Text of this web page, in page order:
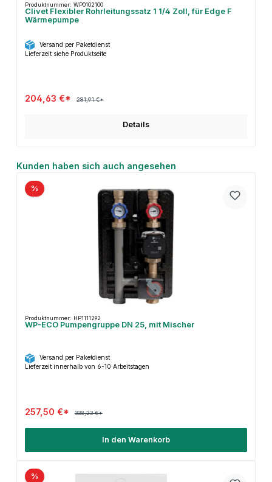
Produktnummer: WP0102100
Clivet Flexibler Rohrleitungssatz 1 1/4 Zoll, für Edge F
Wärmepumpe
Versand per Paketdienst
Lieferzeit siehe Produktseite
204,63 €* 281,91 €*
Details
Produktgalerie überspringen
Kunden haben sich auch angesehen
%
Produktnummer: HP1111292
WP-ECO Pumpengruppe DN 25, mit Mischer
Versand per Paketdienst
Lieferzeit innerhalb von 6-10 Arbeitstagen
257,50 €* 338,23 €*
In den Warenkorb
%